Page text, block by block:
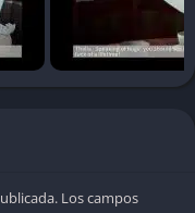
de rol
rudo, es
personalización no es
mejoras en
únicas que pueden
Los campos